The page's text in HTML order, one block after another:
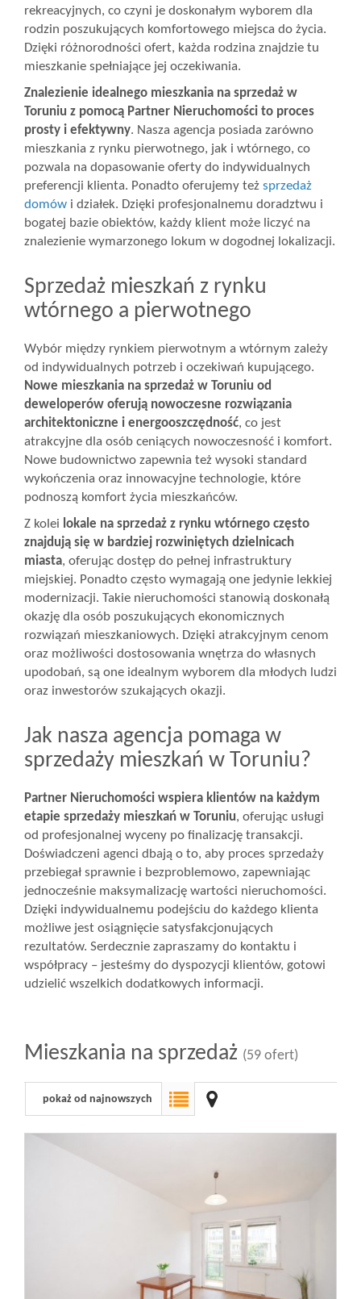
rekreacyjnych, co czyni je doskonałym wyborem dla
rodzin poszukujących komfortowego miejsca do życia.
Dzięki różnorodności ofert, każda rodzina znajdzie tu
mieszkanie spełniające jej oczekiwania.
Znalezienie idealnego mieszkania na sprzedaż w
Toruniu z pomocą Partner Nieruchomości to proces
prosty i efektywny. Nasza agencja posiada zarówno
mieszkania z rynku pierwotnego, jak i wtórnego, co
pozwala na dopasowanie oferty do indywidualnych
preferencji klienta. Ponadto oferujemy też sprzedaż
domów i działek. Dzięki profesjonalnemu doradztwu i
bogatej bazie obiektów, każdy klient może liczyć na
znalezienie wymarzonego lokum w dogodnej lokalizacji.
Sprzedaż mieszkań z rynku
wtórnego a pierwotnego
Wybór między rynkiem pierwotnym a wtórnym zależy
od indywidualnych potrzeb i oczekiwań kupującego.
Nowe mieszkania na sprzedaż w Toruniu od
deweloperów oferują nowoczesne rozwiązania
architektoniczne i energooszczędność, co jest
atrakcyjne dla osób ceniących nowoczesność i komfort.
Nowe budownictwo zapewnia też wysoki standard
wykończenia oraz innowacyjne technologie, które
podnoszą komfort życia mieszkańców.
Z kolei lokale na sprzedaż z rynku wtórnego często
znajdują się w bardziej rozwiniętych dzielnicach
miasta, oferując dostęp do pełnej infrastruktury
miejskiej. Ponadto często wymagają one jedynie lekkiej
modernizacji. Takie nieruchomości stanowią doskonałą
okazję dla osób poszukujących ekonomicznych
rozwiązań mieszkaniowych. Dzięki atrakcyjnym cenom
oraz możliwości dostosowania wnętrza do własnych
upodobań, są one idealnym wyborem dla młodych ludzi
oraz inwestorów szukających okazji.
Jak nasza agencja pomaga w
sprzedaży mieszkań w Toruniu?
Partner Nieruchomości wspiera klientów na każdym
etapie sprzedaży mieszkań w Toruniu, oferując usługi
od profesjonalnej wyceny po finalizację transakcji.
Doświadczeni agenci dbają o to, aby proces sprzedaży
przebiegał sprawnie i bezproblemowo, zapewniając
jednocześnie maksymalizację wartości nieruchomości.
Dzięki indywidualnemu podejściu do każdego klienta
możliwe jest osiągnięcie satysfakcjonujących
rezultatów. Serdecznie zapraszamy do kontaktu i
współpracy – jesteśmy do dyspozycji klientów, gotowi
udzielić wszelkich dodatkowych informacji.
Mieszkania na sprzedaż (59 ofert)
pokaż od najnowszych